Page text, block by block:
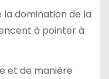
la domination de la
à pointer à
et de manière